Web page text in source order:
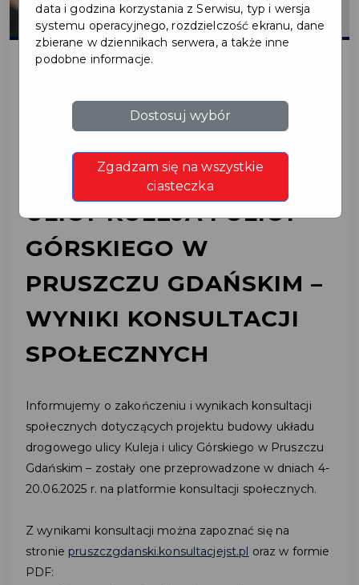
UKŁADU DROGOWEGO
ULICY KULEJA I ULICY
GÓRSKIEGO W
PRUSZCZU GDAŃSKIM –
WYNIKI KONSULTACJI
SPOŁECZNYCH
Informujemy o zakończeniu i wynikach konsultacji
społecznych dotyczących projektu budowy układu
drogowego ulicy Kuleja i ulicy Górskiego w Pruszczu
Gdańskim – zostały one przeprowadzone w dniach 4-
20.06.2025 r. na platformie konsultacji społecznych.
Z wynikami konsultacji można zapoznać się na
stronie pruszczgdanski.konsultacjejst.pl oraz w formie
PDF:
data i godzina korzystania z Serwisu, typ i wersja
systemu operacyjnego, rozdzielczość ekranu, dane
zbierane w dziennikach serwera, a także inne
podobne informacje.
Dostosuj wybór
Zgadzam się na wszystkie
ciasteczka